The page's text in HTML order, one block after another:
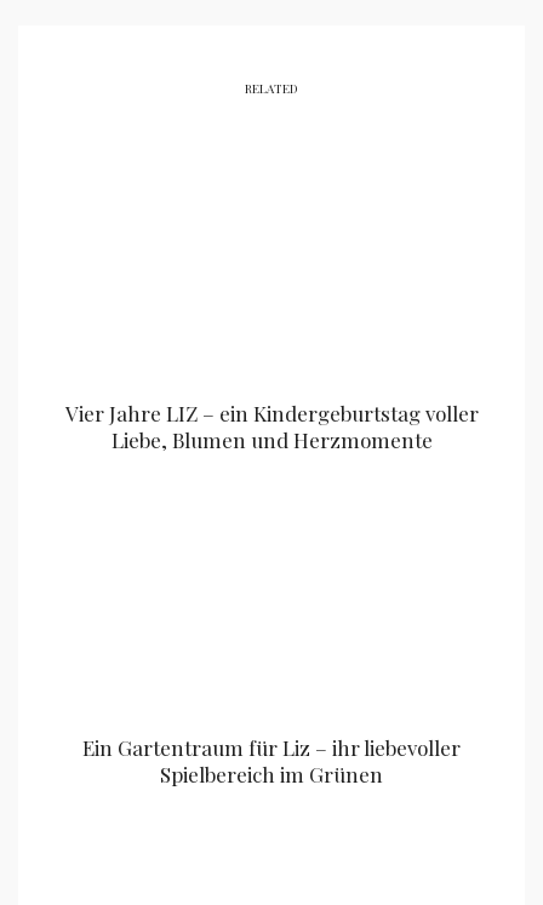
RELATED
Vier Jahre LIZ – ein Kindergeburtstag voller
Liebe, Blumen und Herzmomente
Ein Gartentraum für Liz – ihr liebevoller
Spielbereich im Grünen